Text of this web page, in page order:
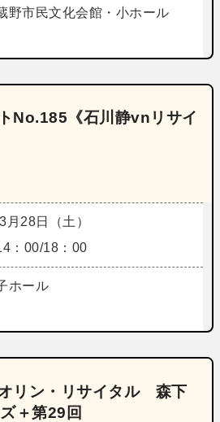
野市民文化会館・小ホール
No.185《石川静vnリサイ
月28日（土）
：00/18：00
ホール
リン・リサイタル 森下
＋第29回